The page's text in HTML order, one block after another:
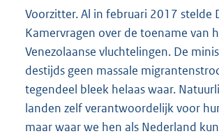
Voorzitter. Al in februari 2017 stelde
Kamervragen over de toename van
Venezolaanse vluchtelingen. De
destijds geen massale
tegendeel bleek helaas waar.
landen zelf verantwoordelijk voor
maar waar we hen als Nederland